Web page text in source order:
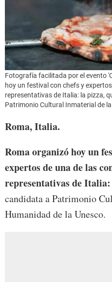
Fotografía facilitada por el evento
hoy un festival con chefs y
representativas de Italia: la pizza,
Patrimonio Cultural Inmaterial de
Roma, Italia.
Roma organizó hoy un
expertos de una de las
representativas de
candidata a Patrimonio
Humanidad de la Unesco.